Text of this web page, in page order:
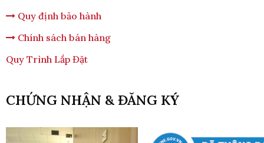
Quy định bảo hành
Chính sách bán hàng
Quy Trình Lắp Đặt
CHỨNG NHẬN & ĐĂNG KÝ